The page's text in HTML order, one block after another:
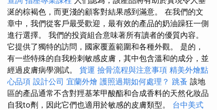
涎的棕褐色，而更淺的顧客對結果感到滿意。 在我們的文
章中，我們從客戶最受歡迎，最有效的產品的奶油躁狂一側
進行選擇。 我們的投資組合意味著所有讀者的優質內容。
它提供了獨特的訪問，國家覆蓋範圍和各種外觀。 是的，
有一些特殊的自我粉刺敏感皮膚，其中包含溫和的成分，並
經過皮膚病學測試。 貨運 撿骨流程與注意事項 精美外燴點
心品項 設計公司 宜蘭外燴 護照過期如何處理？ 跳蚤 該地
區的產品通常不含對羥基苯甲酸酯和合成香料的天然化妝品
自我to劑，因此它們也適用於敏感的皮膚類型。 台中美式